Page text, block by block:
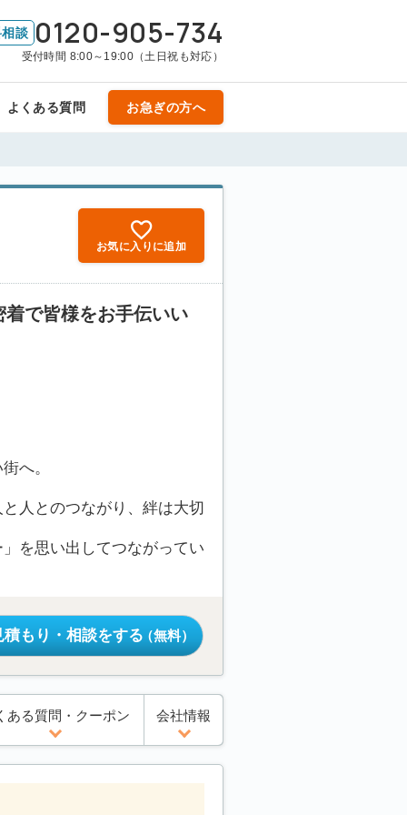
談 0120-905-734
受付時間 8:00～19:00（土日祝も対応）
よくある質問 お急ぎの方へ
お気に入りに追加
で皆様をお手伝いい
へ。
人とのつながり、絆は大切
を思い出してつながってい
もり・相談をする（無料）
ある質問・クーポン 会社情報